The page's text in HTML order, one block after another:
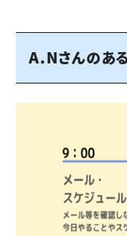
A.Nさんのあ